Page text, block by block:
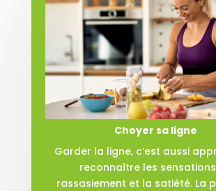
Choyer sa ligne
Garder la ligne, c’est aussi
reconnaître les
rassasiement et la satiété. La